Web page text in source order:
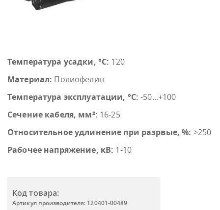
Температура усадки, °С: 120
Материал: Полиофелин
Температура эксплуатации, °С: -50...+100
Сечение кабеля, мм²: 16-25
Относительное удлинение при разрвые, %: >250
Рабочее напряжение, кВ: 1-10
Код товара:
Артикул производителя: 120401-00489